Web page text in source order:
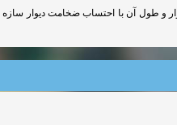
یا ضخامت معادل خود دیوار و طول آن با احتساب